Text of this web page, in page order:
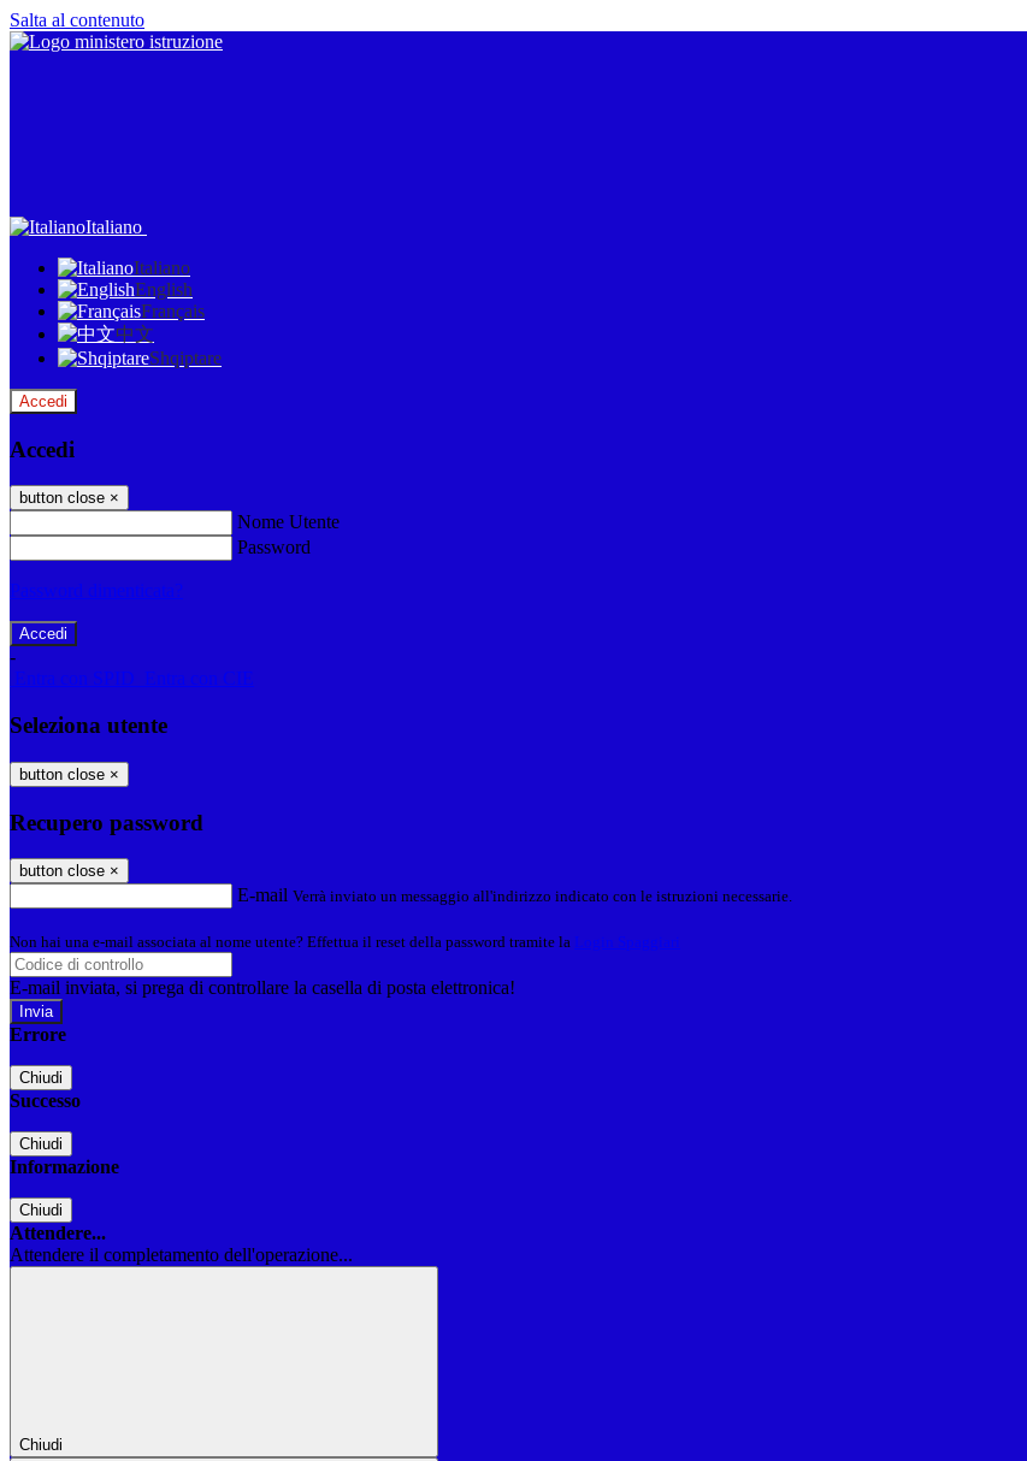
Salta al contenuto
Italiano
Italiano
English
Français
中文
Shqiptare
Accedi
Accedi
button close ×
Nome Utente
Password
Password dimenticata?
-
Entra con SPID
Entra con CIE
Seleziona utente
button close ×
Recupero password
button close ×
E-mail Verrà inviato un messaggio all'indirizzo indicato con le istruzioni necessarie.
Non hai una e-mail associata al nome utente? Effettua il reset della password tramite la Login Spaggiari
E-mail inviata, si prega di controllare la casella di posta elettronica!
Errore
Chiudi
Successo
Chiudi
Informazione
Chiudi
Attendere...
Attendere il completamento dell'operazione...
Chiudi